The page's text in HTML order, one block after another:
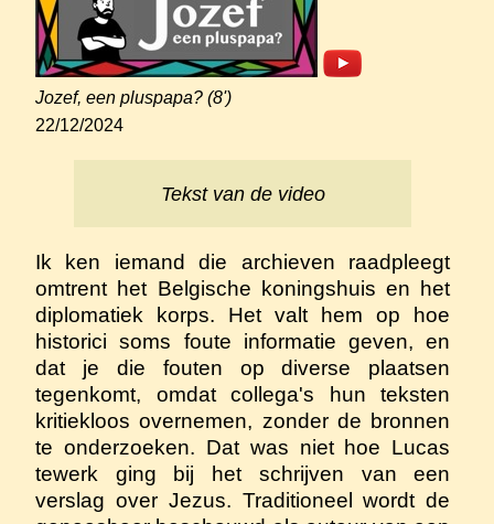
Jozef, een pluspapa? (8')
22/12/2024
Tekst van de video
Ik ken iemand die archieven raadpleegt
omtrent het Belgische koningshuis en het
diplomatiek korps. Het valt hem op hoe
historici soms foute informatie geven, en
dat je die fouten op diverse plaatsen
tegenkomt, omdat collega's hun teksten
kritiekloos overnemen, zonder de bronnen
te onderzoeken. Dat was niet hoe Lucas
tewerk ging bij het schrijven van een
verslag over Jezus. Traditioneel wordt de